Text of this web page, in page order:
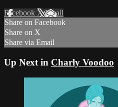
Facebook XEmail
Share on Facebook
Share on X
Share via Email
Up Next in Charly Voodoo